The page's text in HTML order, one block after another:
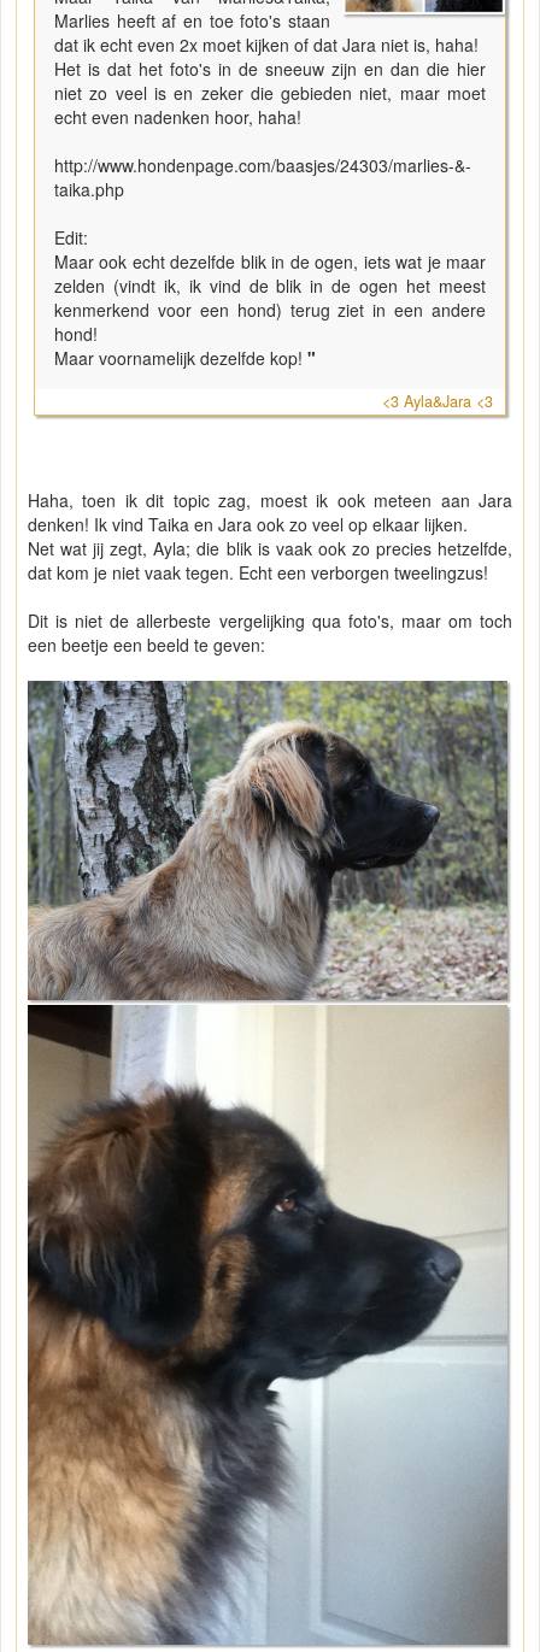
Marlies heeft af en toe foto's staan
dat ik echt even 2x moet kijken of dat Jara niet is, haha!
Het is dat het foto's in de sneeuw zijn en dan die hier
niet zo veel is en zeker die gebieden niet, maar moet
echt even nadenken hoor, haha!
http://www.hondenpage.com/baasjes/24303/marlies-&-
taika.php
Edit:
Maar ook echt dezelfde blik in de ogen, iets wat je maar
zelden (vindt ik, ik vind de blik in de ogen het meest
kenmerkend voor een hond) terug ziet in een andere
hond!
Maar voornamelijk dezelfde kop! "
<3 Ayla&Jara <3
Haha, toen ik dit topic zag, moest ik ook meteen aan Jara
denken! Ik vind Taika en Jara ook zo veel op elkaar lijken.
Net wat jij zegt, Ayla; die blik is vaak ook zo precies hetzelfde,
dat kom je niet vaak tegen. Echt een verborgen tweelingzus!
Dit is niet de allerbeste vergelijking qua foto's, maar om toch
een beetje een beeld te geven: